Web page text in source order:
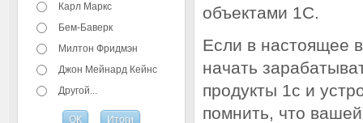
Карл Маркс
Бем-Баверк
Милтон Фридмэн
Джон Мейнард Кейнс
Другой...
объектами 1С.
Если в настоящее
начать
продукты 1с и
помнить, что